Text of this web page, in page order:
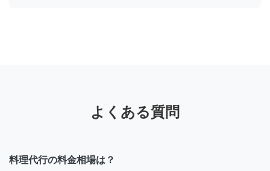
よくある質問
料理代行の料金相場は？